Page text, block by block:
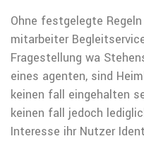
Ohne festgelegte
mitarbeiter
Fragestellung wa
eines agenten, sind
keinen fall eingehalten
keinen fall jedoch
Interesse ihr Nutzer